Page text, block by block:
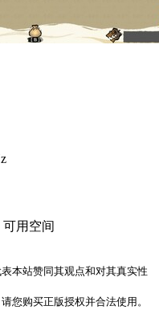
可用空间
本站赞同其观点和对其真实性
您购买正版授权并合法使用。